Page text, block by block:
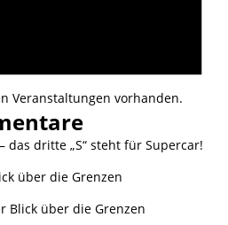
Veranstaltungen vorhanden.
das dritte „S“ steht für Supercar!
über die Grenzen
Blick über die Grenzen